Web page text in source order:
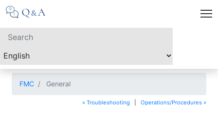
FMC General
« Troubleshooting Operations/Procedures »